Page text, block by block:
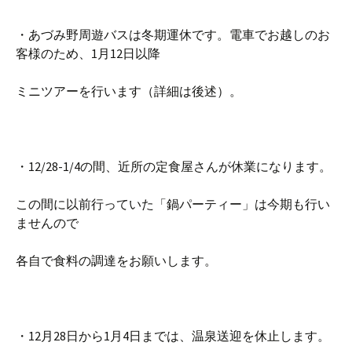
・あづみ野周遊バスは冬期運休です。電車でお越しのお
客様のため、1月12日以降
ミニツアーを行います（詳細は後述）。
・12/28-1/4の間、近所の定食屋さんが休業になります。
この間に以前行っていた「鍋パーティー」は今期も行い
ませんので
各自で食料の調達をお願いします。
・12月28日から1月4日までは、温泉送迎を休止します。